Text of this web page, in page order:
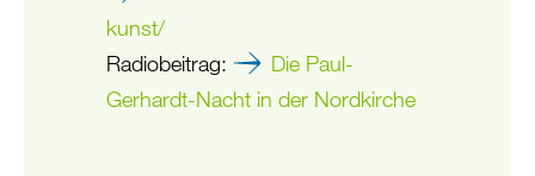
kunst/
Radiobeitrag:
Die Paul-
Gerhardt-Nacht in der Nordkirche